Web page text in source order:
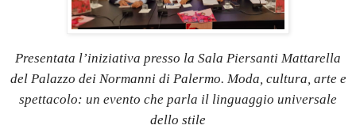
Presentata l’iniziativa presso la Sala Piersanti Mattarella
del Palazzo dei Normanni di Palermo. Moda, cultura, arte e
spettacolo: un evento che parla il linguaggio universale
dello stile